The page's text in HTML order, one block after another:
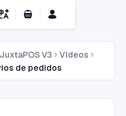
Carrinho de Compras
JuxtaPOS V3
Vídeos
de pedidos